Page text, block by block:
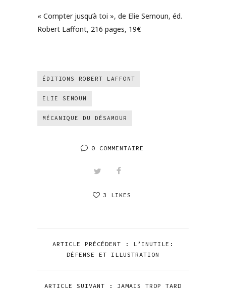
« Compter jusqu’à toi », de Elie Semoun, éd.
Robert Laffont, 216 pages, 19€
ÉDITIONS ROBERT LAFFONT
ELIE SEMOUN
MÉCANIQUE DU DÉSAMOUR
0 COMMENTAIRE
3 LIKES
ARTICLE PRÉCÉDENT : L’INUTILE:
DÉFENSE ET ILLUSTRATION
ARTICLE SUIVANT : JAMAIS TROP TARD